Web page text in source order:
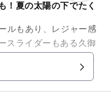
！夏の太陽の下でたく
ルもあり、レジャー感
スライダーもある久御
あり、水深が深いとこ